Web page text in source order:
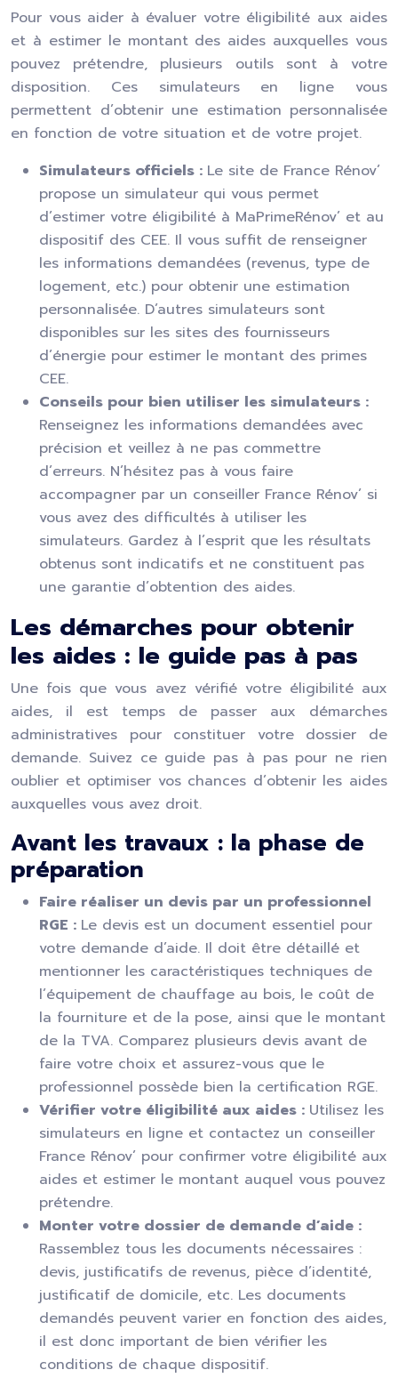
Pour vous aider à évaluer votre éligibilité aux aides
et à estimer le montant des aides auxquelles vous
pouvez prétendre, plusieurs outils sont à votre
disposition. Ces simulateurs en ligne vous
permettent d’obtenir une estimation personnalisée
en fonction de votre situation et de votre projet.
Simulateurs officiels : Le site de France Rénov’
propose un simulateur qui vous permet
d’estimer votre éligibilité à MaPrimeRénov’ et au
dispositif des CEE. Il vous suffit de renseigner
les informations demandées (revenus, type de
logement, etc.) pour obtenir une estimation
personnalisée. D’autres simulateurs sont
disponibles sur les sites des fournisseurs
d’énergie pour estimer le montant des primes
CEE.
Conseils pour bien utiliser les simulateurs :
Renseignez les informations demandées avec
précision et veillez à ne pas commettre
d’erreurs. N’hésitez pas à vous faire
accompagner par un conseiller France Rénov’ si
vous avez des difficultés à utiliser les
simulateurs. Gardez à l’esprit que les résultats
obtenus sont indicatifs et ne constituent pas
une garantie d’obtention des aides.
Les démarches pour obtenir
les aides : le guide pas à pas
Une fois que vous avez vérifié votre éligibilité aux
aides, il est temps de passer aux démarches
administratives pour constituer votre dossier de
demande. Suivez ce guide pas à pas pour ne rien
oublier et optimiser vos chances d’obtenir les aides
auxquelles vous avez droit.
Avant les travaux : la phase de
préparation
Faire réaliser un devis par un professionnel
RGE : Le devis est un document essentiel pour
votre demande d’aide. Il doit être détaillé et
mentionner les caractéristiques techniques de
l’équipement de chauffage au bois, le coût de
la fourniture et de la pose, ainsi que le montant
de la TVA. Comparez plusieurs devis avant de
faire votre choix et assurez-vous que le
professionnel possède bien la certification RGE.
Vérifier votre éligibilité aux aides : Utilisez les
simulateurs en ligne et contactez un conseiller
France Rénov’ pour confirmer votre éligibilité aux
aides et estimer le montant auquel vous pouvez
prétendre.
Monter votre dossier de demande d’aide :
Rassemblez tous les documents nécessaires :
devis, justificatifs de revenus, pièce d’identité,
justificatif de domicile, etc. Les documents
demandés peuvent varier en fonction des aides,
il est donc important de bien vérifier les
conditions de chaque dispositif.